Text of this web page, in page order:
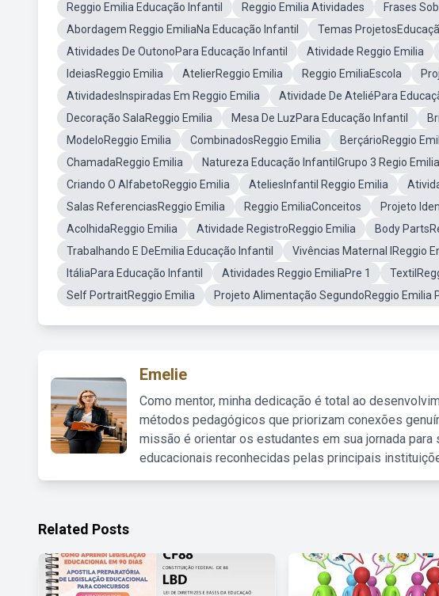
Reggio Emilia Educação Infantil Reggio Emilia Atividades
Frases
Abordagem Reggio EmiliaNa Educação Infantil
Temas
Atividades De OutonoPara Educação Infantil
Atividade Reggio Emilia
IdeiasReggio Emilia
AtelierReggio Emilia Reggio EmiliaEscola
AtividadesInspiradas Em Reggio Emilia
Atividade De AteliéPara
Decoração SalaReggio Emilia
Mesa De LuzPara Educação Infantil
ModeloReggio Emilia
CombinadosReggio Emilia BerçárioReggio
ChamadaReggio Emilia
Natureza Educação InfantilGrupo 3 Regio Emilia
Criando O AlfabetoReggio Emilia
AteliesInfantil Reggio Emilia
Salas ReferenciasReggio Emilia
Reggio EmiliaConceitos Projeto
AcolhidaReggio Emilia
Atividade RegistroReggio Emilia Body
Trabalhando E DeEmilia Educação Infantil
Vivências Maternal IReggio
ItáliaPara Educação Infantil
Atividades Reggio EmiliaPre 1
Self PortraitReggio Emilia
Projeto Alimentação SegundoReggio Emilia
Emelie
Como mentor, minha dedicação é total ao
métodos pedagógicos que priorizam conexões
missão é orientar os estudantes em sua jornada
educacionais reconhecidas pelas principais
Related Posts